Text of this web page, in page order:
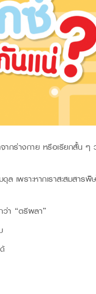
ากร่างกาย หรือเรียกสั้น ๆ
เพราะหากเราสะสมสารพิ
ว่า “ตรีผลา”